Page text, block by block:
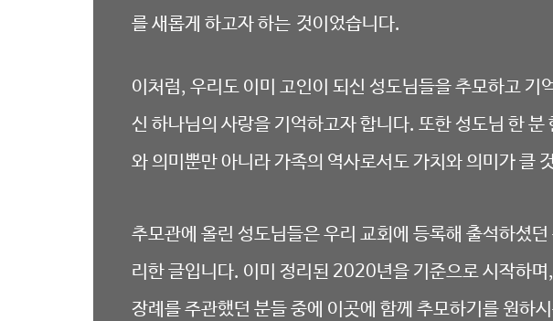
를 새롭게 하고자 하는 것이었습니다.
이처럼, 우리도 이미 고인이 되신 성도님들을 추모하고 기
신 하나님의 사랑을 기억하고자 합니다. 또한 성도님 한 분
와 의미뿐만 아니라 가족의 역사로서도 가치와 의미가 클
추모관에 올린 성도님들은 우리 교회에 등록해 출석하셨
리한 글입니다. 이미 정리된 2020년을 기준으로 시작하
장례를 주관했던 분들 중에 이곳에 함께 추모하기를 원하